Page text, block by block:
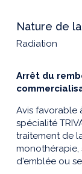
Nature de
Radiation
Arrêt du
Avis favorable
spécialité
traitement de
monothérapie,
d'emblée ou